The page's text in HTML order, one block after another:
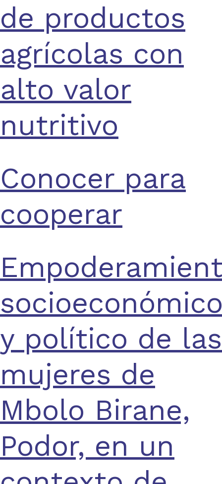
de productos
agrícolas con
alto valor
nutritivo
Conocer para
cooperar
y político de las
mujeres de
Mbolo Birane,
Podor, en un